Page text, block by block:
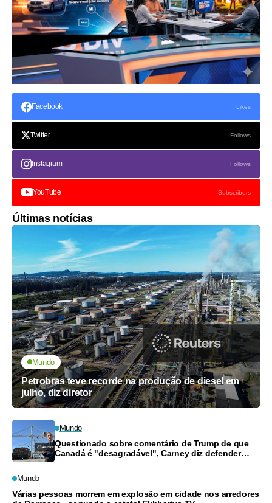
Facebook Likes
Twitter Follows
Instagram Follows
YouTube Subscribers
Últimas notícias
Mundo
Petrobras teve recorde na produção de diesel em
julho, diz diretor
Mundo
Questionado sobre comentário de Trump de que
Canadá é "desagradável", Carney diz defender
Mundo
Várias pessoas morrem em explosão em cidade nos arredores